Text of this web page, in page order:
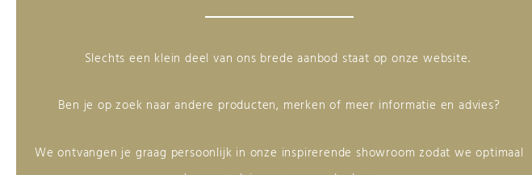
Slechts een klein deel van ons brede aanbod staat op onze website.
Ben je op zoek naar andere producten, merken of meer informatie en advies?
We ontvangen je graag persoonlijk in onze inspirerende showroom zodat we optimaal